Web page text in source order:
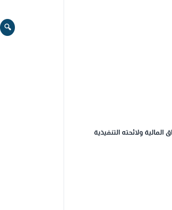
🔍
المال وتنظيم نشاط الأوراق المالية ولائحته التنفيذية